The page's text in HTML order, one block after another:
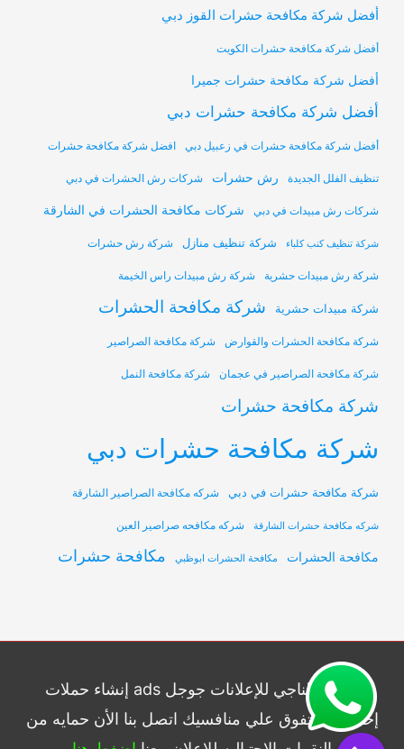
أفضل شركة مكافحة حشرات القوز دبي
أفضل شركة مكافحة حشرات الكويت
أفضل شركة مكافحة حشرات جميرا
أفضل شركة مكافحة حشرات دبي
أفضل شركة مكافحة حشرات في زعبيل دبي افضل شركة مكافحة حشرات
تنظيف الفلل الجديدة رش حشرات شركات رش الحشرات في دبي
شركات رش مبيدات في دبي شركات مكافحة الحشرات في الشارقة
شركة تنظيف كنب كلباء شركة تنظيف منازل شركة رش حشرات
شركة رش مبيدات حشرية شركة رش مبيدات راس الخيمة
شركة مبيدات حشرية شركة مكافحة الحشرات
شركة مكافحة الحشرات والقوارض شركة مكافحة الصراصير
شركة مكافحة الصراصير في عجمان شركة مكافحة النمل
شركة مكافحة حشرات
شركة مكافحة حشرات دبي
شركة مكافحة حشرات في دبي شركه مكافحة الصراصير الشارقة
شركه مكافحة حشرات الشارقة شركه مكافحه صراصير العين
مكافحة الحشرات مكافحة الحشرات ابوظبي مكافحة حشرات
شركة الناجي للإعلانات جوجل ads إنشاء حملات
إحترافيه وتفوق علي منافسيك اتصل بنا الأن حمايه من